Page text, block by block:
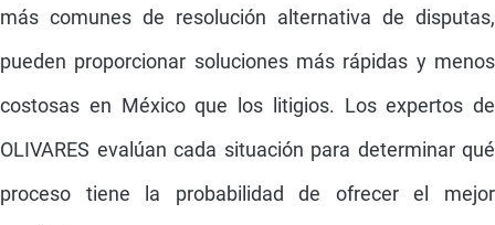
más comunes de resolución alternativa de disputas,
pueden proporcionar soluciones más rápidas y menos
costosas en México que los litigios. Los expertos de
OLIVARES evalúan cada situación para determinar qué
proceso tiene la probabilidad de ofrecer el mejor